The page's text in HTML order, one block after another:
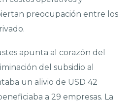
preocupación entre los
apunta al corazón del
del subsidio al
un alivio de USD 42
a 29 empresas. La